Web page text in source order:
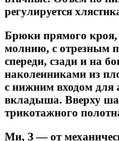
регулируется
Брюки прямого кроя,
молнию, с отрезным
спереди, сзади и на
наколенниками из
с нижним входом для
вкладыша. Вверху
трикотажного
Ми, З — от